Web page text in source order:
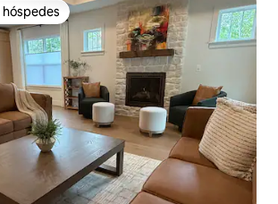
preferidos dos hóspedes